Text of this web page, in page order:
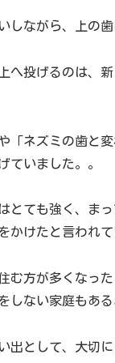
しながら、上の
へ投げるのは、
「ネズミの歯と
ていました。。
とても強く、ま
かけたと言われて
む方が多くなっ
しない家庭もある
出として、大切